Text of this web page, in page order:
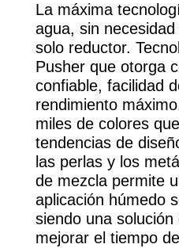
La máxima
agua, sin
solo reductor.
Pusher que otorga
confiable, facilidad
rendimiento
miles de colores
tendencias de
las perlas y los
de mezcla permite
aplicación húmedo
siendo una
mejorar el tiempo